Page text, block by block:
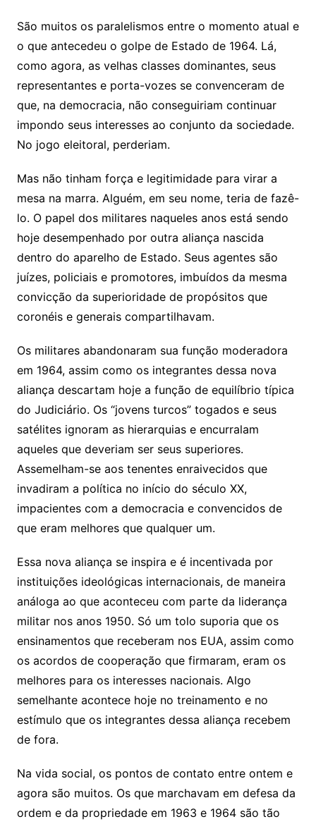
São muitos os paralelismos entre o momento atual e
o que antecedeu o golpe de Estado de 1964. Lá,
como agora, as velhas classes dominantes, seus
representantes e porta-vozes se convenceram de
que, na democracia, não conseguiriam continuar
impondo seus interesses ao conjunto da sociedade.
No jogo eleitoral, perderiam.
Mas não tinham força e legitimidade para virar a
mesa na marra. Alguém, em seu nome, teria de fazê-
lo. O papel dos militares naqueles anos está sendo
hoje desempenhado por outra aliança nascida
dentro do aparelho de Estado. Seus agentes são
juízes, policiais e promotores, imbuídos da mesma
convicção da superioridade de propósitos que
coronéis e generais compartilhavam.
Os militares abandonaram sua função moderadora
em 1964, assim como os integrantes dessa nova
aliança descartam hoje a função de equilíbrio típica
do Judiciário. Os “jovens turcos” togados e seus
satélites ignoram as hierarquias e encurralam
aqueles que deveriam ser seus superiores.
Assemelham-se aos tenentes enraivecidos que
invadiram a política no início do século XX,
impacientes com a democracia e convencidos de
que eram melhores que qualquer um.
Essa nova aliança se inspira e é incentivada por
instituições ideológicas internacionais, de maneira
análoga ao que aconteceu com parte da liderança
militar nos anos 1950. Só um tolo suporia que os
ensinamentos que receberam nos EUA, assim como
os acordos de cooperação que firmaram, eram os
melhores para os interesses nacionais. Algo
semelhante acontece hoje no treinamento e no
estímulo que os integrantes dessa aliança recebem
de fora.
Na vida social, os pontos de contato entre ontem e
agora são muitos. Os que marchavam em defesa da
ordem e da propriedade em 1963 e 1964 são tão